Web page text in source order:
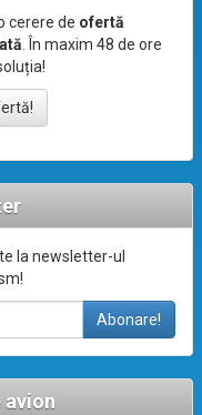
cerere de ofertă
. În maxim 48 de ore
la newsletter-ul
avion